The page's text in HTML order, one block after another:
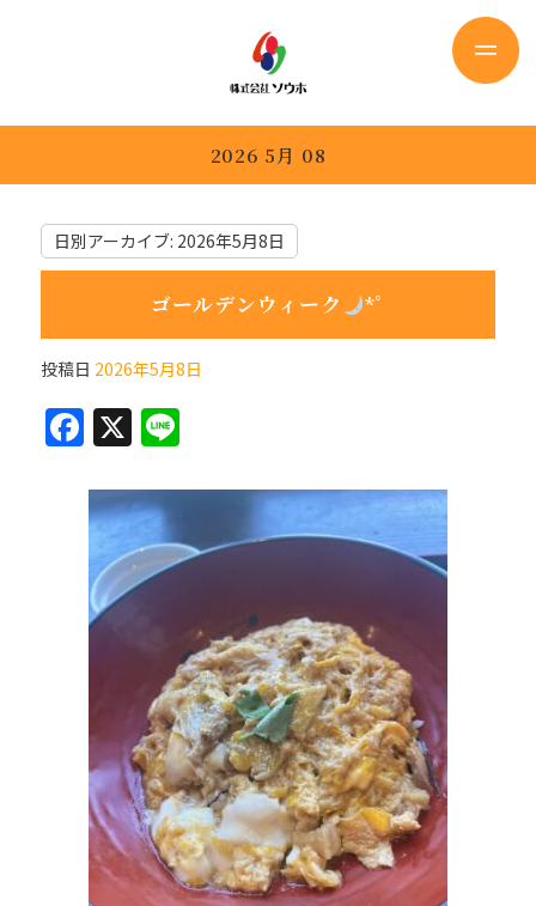
2026 5月 08
日別アーカイブ: 2026年5月8日
ゴールデンウィーク *ﾟ
投稿日 2026年5月8日
F
c
e
b
o
o
X Li
e